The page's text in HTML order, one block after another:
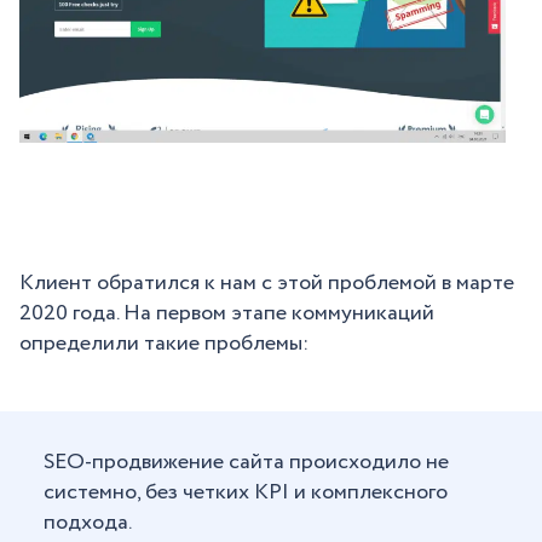
Клиент обратился к нам с этой проблемой в марте
2020 года. На первом этапе коммуникаций
определили такие проблемы:
SEO-продвижение сайта происходило не
системно, без четких KPI и комплексного
подхода.